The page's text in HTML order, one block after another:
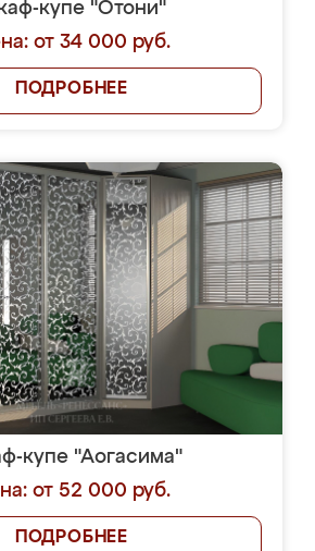
купе "Отони"
от 34 000 руб.
ПОДРОБНЕЕ
купе "Аогасима"
от 52 000 руб.
ПОДРОБНЕЕ